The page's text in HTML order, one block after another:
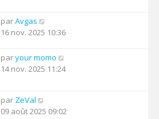
parAvgas
16 nov. 2025 10:36
paryour momo
14 nov. 2025 11:24
par ZeVal
09 août 2025 09:02